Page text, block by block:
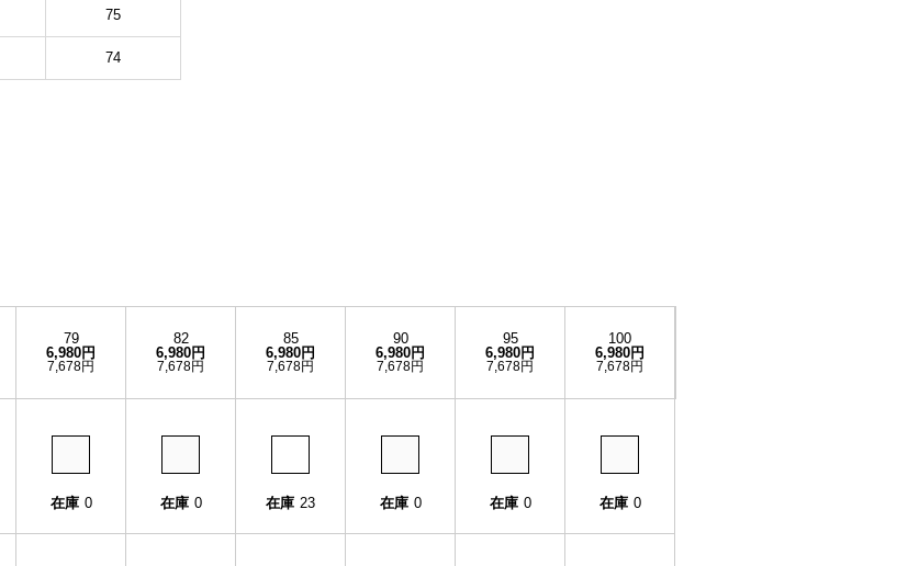
75
74
79
6,980円
7,678円
82
6,980円
7,678円
85
6,980円
7,678円
90
6,980円
7,678円
95
6,980円
7,678円
100
6,980円
7,678円
在庫 0 在庫 0 在庫 23 在庫 0 在庫 0 在庫 0